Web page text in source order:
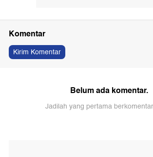
Komentar
Kirim Komentar
Belum ada komentar.
Jadilah yang pertama